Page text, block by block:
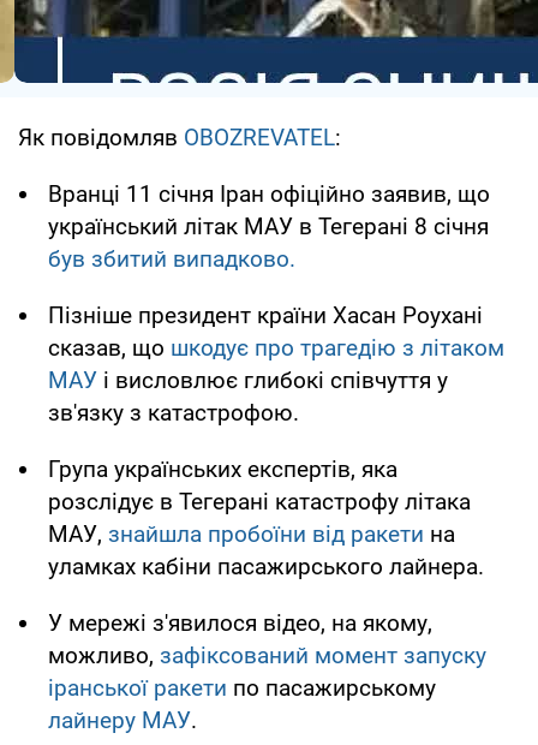
Як повідомляв OBOZREVATEL:
Вранці 11 січня Іран офіційно заявив, що
український літак МАУ в Тегерані 8 січня
був збитий випадково.
Пізніше президент країни Хасан Роухані
сказав, що шкодує про трагедію з літаком
МАУ і висловлює глибокі співчуття у
зв'язку з катастрофою.
Група українських експертів, яка
розслідує в Тегерані катастрофу літака
МАУ, знайшла пробоїни від ракети на
уламках кабіни пасажирського лайнера.
У мережі з'явилося відео, на якому,
можливо, зафіксований момент запуску
іранської ракети по пасажирському
лайнеру МАУ.